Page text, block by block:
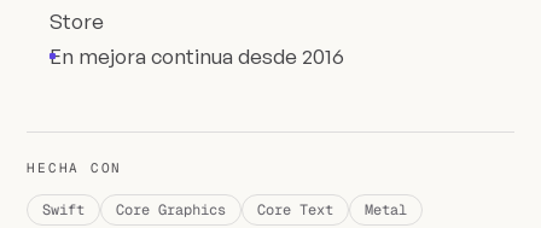
Store
En mejora continua desde 2016
HECHA CON
Swift Core Graphics Core Text Metal